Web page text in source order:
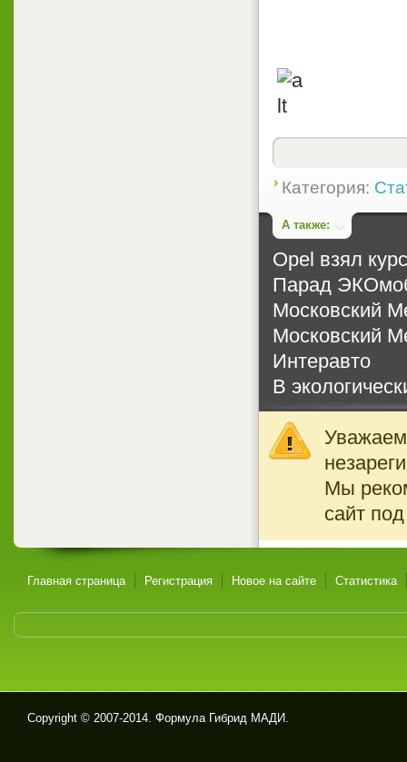
Категория:
А также:
Opel взял
Парад
Московский
Московский
Интеравто
В
Мы
сайт
Главная страница Регистрация Новое на сайте Статистика
Copyright © 2007-2014. Формула Гибрид МАДИ.